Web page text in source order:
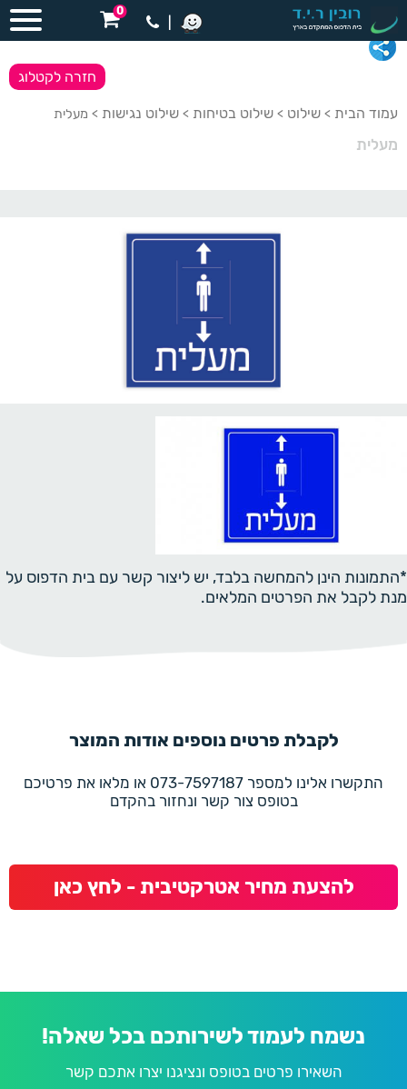
0
עמוד הבית > שילוט > שילוט בטיחות > שילוט נגישות > מעלית
מעלית
חזרה לקטלוג
*התמונות הינן להמחשה בלבד, יש ליצור קשר עם בית הדפוס על
מנת לקבל את הפרטים המלאים.
לקבלת פרטים נוספים אודות המוצר
התקשרו אלינו למספר 073-7597187 או מלאו את פרטיכם
בטופס צור קשר ונחזור בהקדם
להצעת מחיר אטרקטיבית - לחץ כאן
נשמח לעמוד לשירותכם בכל שאלה!
השאירו פרטים בטופס ונציגנו יצרו אתכם קשר